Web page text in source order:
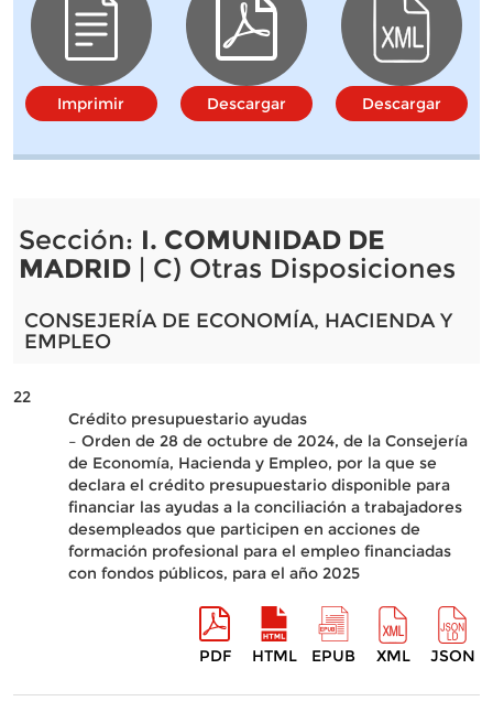
Imprimir Descargar Descargar
Sección: I. COMUNIDAD DE
MADRID| C) Otras Disposiciones
CONSEJERÍA DE ECONOMÍA, HACIENDA Y
EMPLEO
22
Crédito presupuestario ayudas
– Orden de 28 de octubre de 2024, de la Consejería
de Economía, Hacienda y Empleo, por la que se
declara el crédito presupuestario disponible para
financiar las ayudas a la conciliación a trabajadores
desempleados que participen en acciones de
formación profesional para el empleo financiadas
con fondos públicos, para el año 2025
PDF HTML EPUB XML JSON